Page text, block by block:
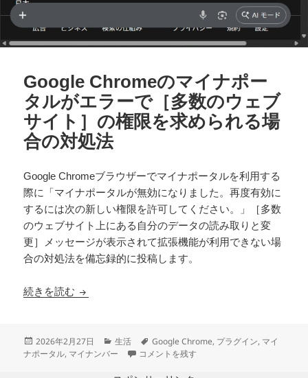
Google Chromeのマイナポー
タルがエラーで［多数のウェブ
サイト］の権限を求められる場
合の対処法
Google Chromeブラウザーでマイナポータルを利用する
際に「マイナポータルが無効になりました。再度有効に
するには次の新しい権限を許可してください。」［多数
のウェブサイト上にある自分のデータの読み取りと変
更］メッセージが表示されて拡張機能が利用できない場
合の対処法を備忘録的に投稿します。
続きを読む Google Chromeのマイナポータルがエラーで［
投
稿
2026年2月27日
カ
テ
生活
タ
グ
Google Chrome, プラグイン, マイ
ナポータル, マイナンバー Google Chromeのマイナポータルがエラー
コメントを残す